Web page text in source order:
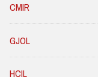
CMIR
GJOL
HCIL